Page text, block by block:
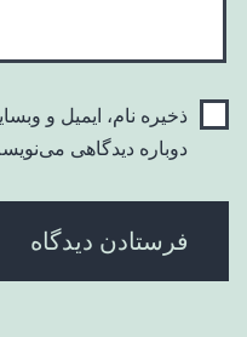
ذخیره نام، ایمیل و
دوباره دیدگاهی